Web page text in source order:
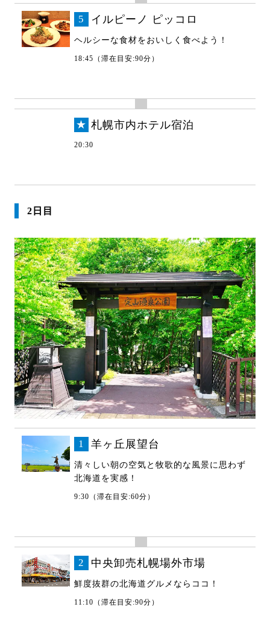
5 イルピーノ ピッコロ
ヘルシーな食材をおいしく食べよう！
18:45（滞在目安:90分）
★ 札幌市内ホテル宿泊
20:30
2日目
1 羊ヶ丘展望台
清々しい朝の空気と牧歌的な風景に思わず
北海道を実感！
9:30（滞在目安:60分）
2 中央卸売札幌場外市場
鮮度抜群の北海道グルメならココ！
11:10（滞在目安:90分）